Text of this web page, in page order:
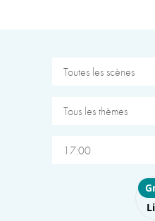
Toutes les scènes
Tous les thèmes
17:00